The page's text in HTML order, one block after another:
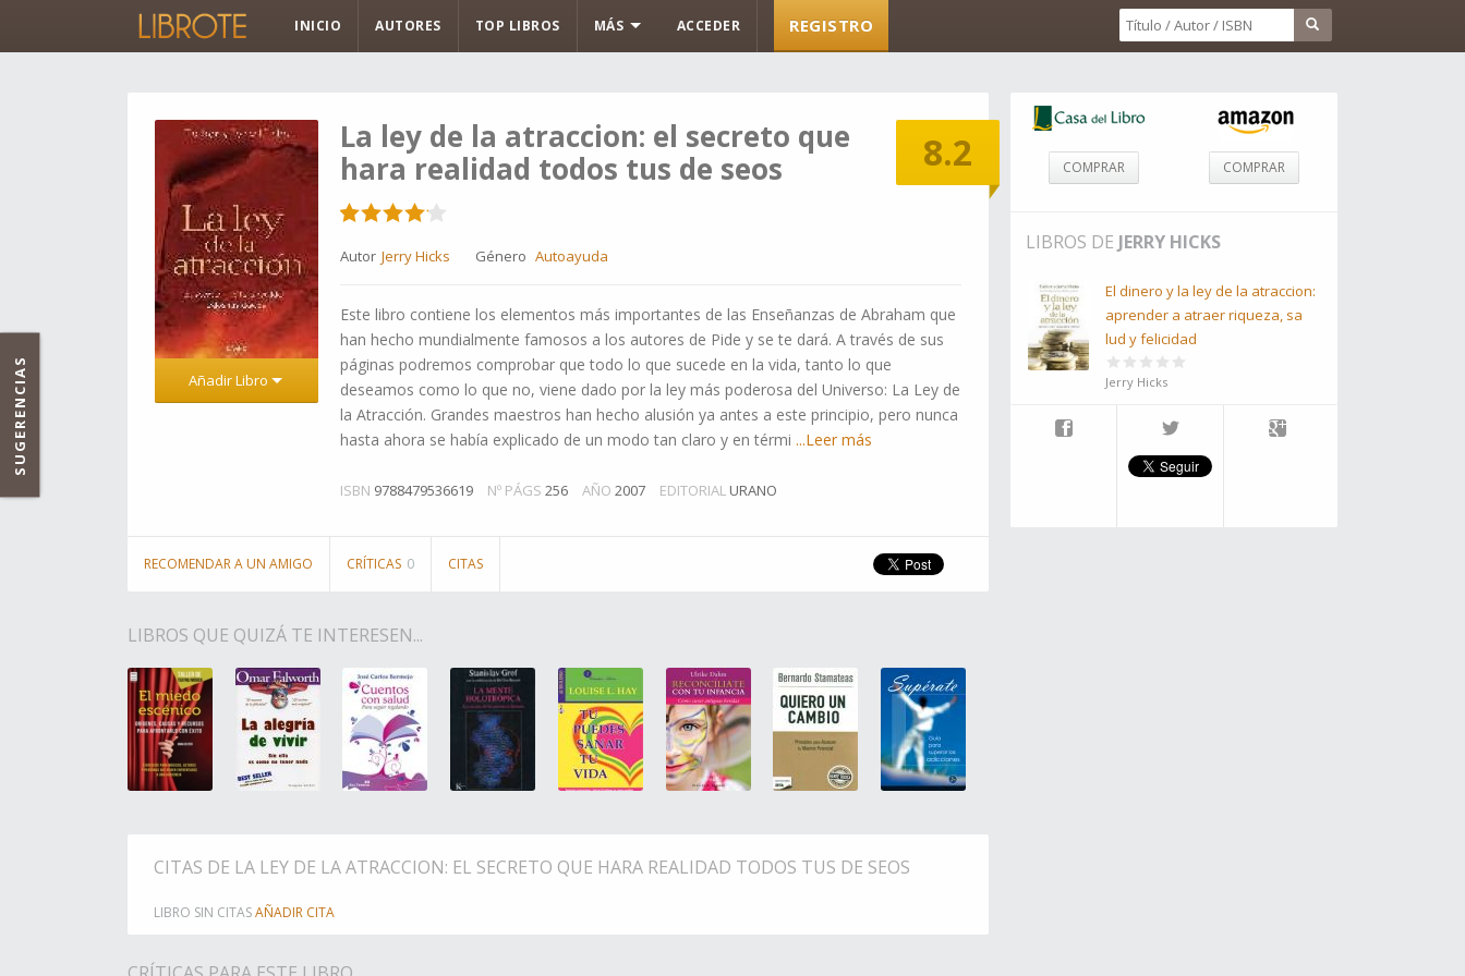
INICIO AUTORES TOP LIBROS MÁS ACCEDER REGISTRO
8.2
Añadir Libro
La ley de la atraccion: el secreto que
hara realidad todos tus de seos
Autor Jerry Hicks Género Autoayuda
Este libro contiene los elementos más importantes de las Enseñanzas de Abraham que
han hecho mundialmente famosos a los autores de Pide y se te dará. A través de sus
páginas podremos comprobar que todo lo que sucede en la vida, tanto lo que
deseamos como lo que no, viene dado por la ley más poderosa del Universo: La Ley de
la Atracción. Grandes maestros han hecho alusión ya antes a este principio, pero nunca
hasta ahora se había explicado de un modo tan claro y en térmi ...Leer más
ISBN 9788479536619 Nº PÁGS 256 AÑO 2007 EDITORIAL URANO
RECOMENDAR A UN AMIGO CRÍTICAS 0 CITAS
LIBROS QUE QUIZÁ TE INTERESEN...
CITAS DE LA LEY DE LA ATRACCION: EL SECRETO QUE HARA REALIDAD TODOS TUS DE SEOS
LIBRO SIN CITASAÑADIR CITA
COMPRAR COMPRAR
LIBROS DE JERRY HICKS
El dinero y la ley de la atraccion:
aprender a atraer riqueza, sa
lud y felicidad
Jerry Hicks
SUGERENCIAS